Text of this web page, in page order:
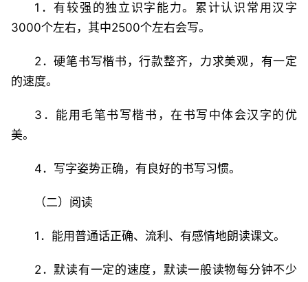
1．有较强的独立识字能力。累计认识常用汉字
3000个左右，其中2500个左右会写。
2．硬笔书写楷书，行款整齐，力求美观，有一定
的速度。
3．能用毛笔书写楷书，在书写中体会汉字的优
美。
4．写字姿势正确，有良好的书写习惯。
（二）阅读
1．能用普通话正确、流利、有感情地朗读课文。
2．默读有一定的速度，默读一般读物每分钟不少